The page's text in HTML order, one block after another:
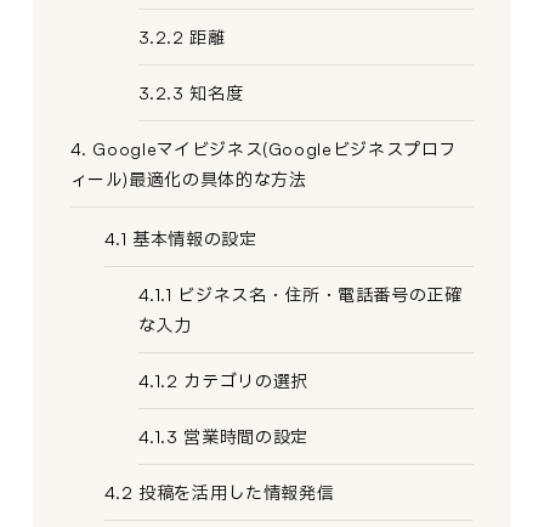
3.2.2 距離
3.2.3 知名度
4. Googleマイビジネス(Googleビジネスプロフ
ィール)最適化の具体的な方法
4.1 基本情報の設定
4.1.1 ビジネス名・住所・電話番号の正確
な入力
4.1.2 カテゴリの選択
4.1.3 営業時間の設定
4.2 投稿を活用した情報発信